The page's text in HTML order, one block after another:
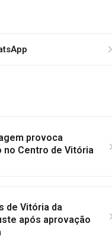
provoca
no Centro de Vitória
de Vitória da
após aprovação